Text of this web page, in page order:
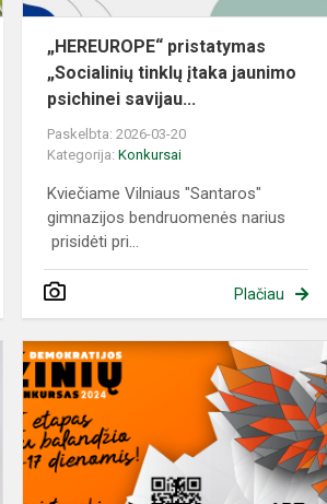
„HEREUROPE“ pristatymas
„Socialinių tinklų įtaka jaunimo
psichinei savijau...
Paskelbta: 2026-03-20
Kategorija:Konkursai
Kviečiame Vilniaus "Santaros"
gimnazijos bendruomenės narius
prisidėti pri...
Plačiau
raštingumo
konkursas